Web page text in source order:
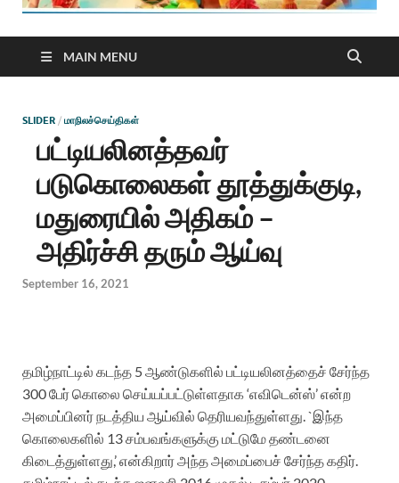
MAIN MENU
SLIDER / மாநிலச்செய்திகள்
பட்டியலினத்தவர்
படுகொலைகள் தூத்துக்குடி,
மதுரையில் அதிகம் –
அதிர்ச்சி தரும் ஆய்வு
September 16, 2021
தமிழ்நாட்டில் கடந்த 5 ஆண்டுகளில் பட்டியலினத்தைச் சேர்ந்த
300 பேர் கொலை செய்யப்பட்டுள்ளதாக ‘எவிடென்ஸ்’ என்ற
அமைப்பினர் நடத்திய ஆய்வில் தெரியவந்துள்ளது. `இந்த
கொலைகளில் 13 சம்பவங்களுக்கு மட்டுமே தண்டனை
கிடைத்துள்ளது,’ என்கிறார் அந்த அமைப்பைச் சேர்ந்த கதிர்.